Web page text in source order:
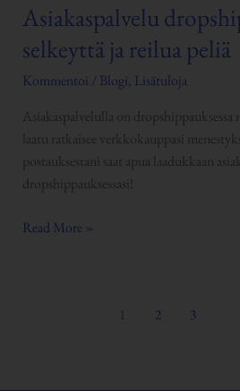
Asiakaspalvelu
selkeyttä ja reilua peliä
Kommentoi / Blogi, Lisätuloja
Asiakaspalvelulla on
laatu ratkaisee verkkokauppasi
postauksestani saat apua laadukkaan
dropshippauksessasi!
Read More »
1 2 3